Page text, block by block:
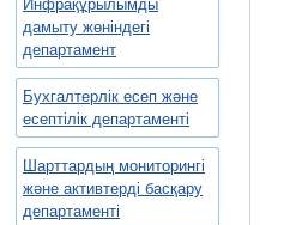
Инфрақұрылымды
дамыту жөніндегі
департамент
Бухгалтерлік есеп және
есептілік департаменті
Шарттардың мониторингі
және активтерді басқару
департаменті